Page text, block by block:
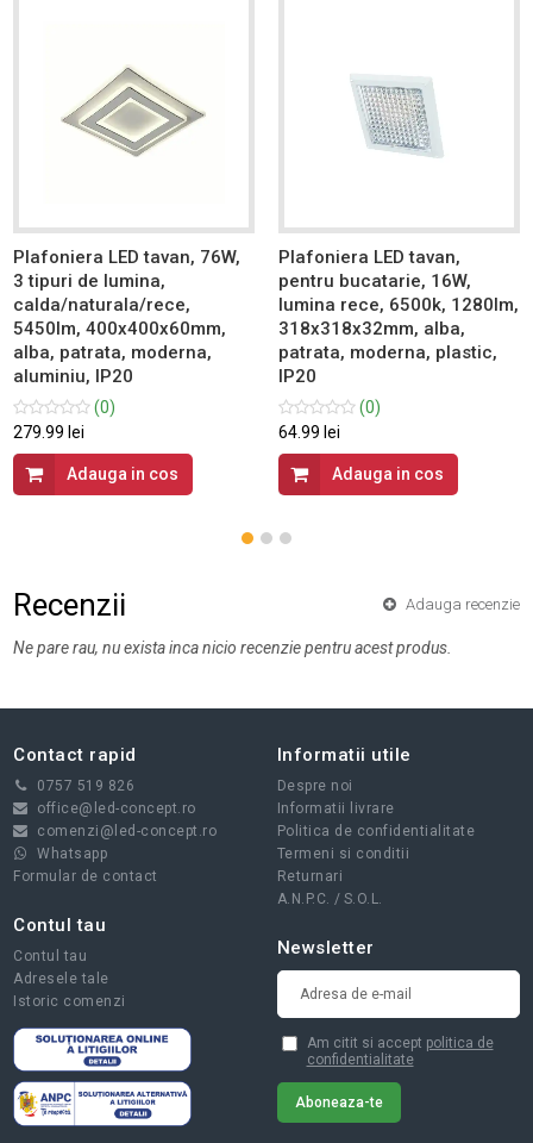
Plafoniera LED tavan, 76W,
3 tipuri de lumina,
calda/naturala/rece,
5450lm, 400x400x60mm,
alba, patrata, moderna,
aluminiu, IP20
(0)
279.99 lei
Adauga in cos
Plafoniera LED tavan,
pentru bucatarie, 16W,
lumina rece, 6500k, 1280lm,
318x318x32mm, alba,
patrata, moderna, plastic,
IP20
(0)
64.99 lei
Adauga in cos
Recenzii Adauga recenzie
Ne pare rau, nu exista inca nicio recenzie pentru acest produs.
Contact rapid
0757 519 826
office@led-concept.ro
comenzi@led-concept.ro
Whatsapp
Formular de contact
Informatii utile
Despre noi
Informatii livrare
Politica de confidentialitate
Termeni si conditii
Returnari
A.N.P.C. / S.O.L.
Contul tau
Contul tau
Adresele tale
Istoric comenzi
Newsletter
Am citit si accept politica de
confidentialitate